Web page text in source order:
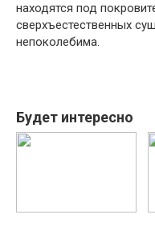
находятся под
сверхъестественных
непоколебима.
Будет интересно